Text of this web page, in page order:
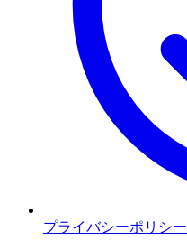
プライバシーポリシー